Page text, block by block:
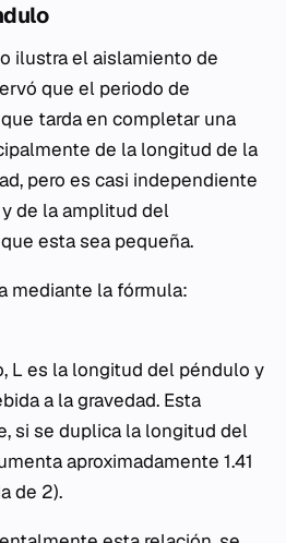
ilustra el aislamiento de
que el periodo de
tarda en completar una
de la longitud de la
pero es casi independiente
de la amplitud del
esta sea pequeña.
mediante la fórmula:
L es la longitud del péndulo y
a la gravedad. Esta
si se duplica la longitud del
aproximadamente 1.41
de 2).